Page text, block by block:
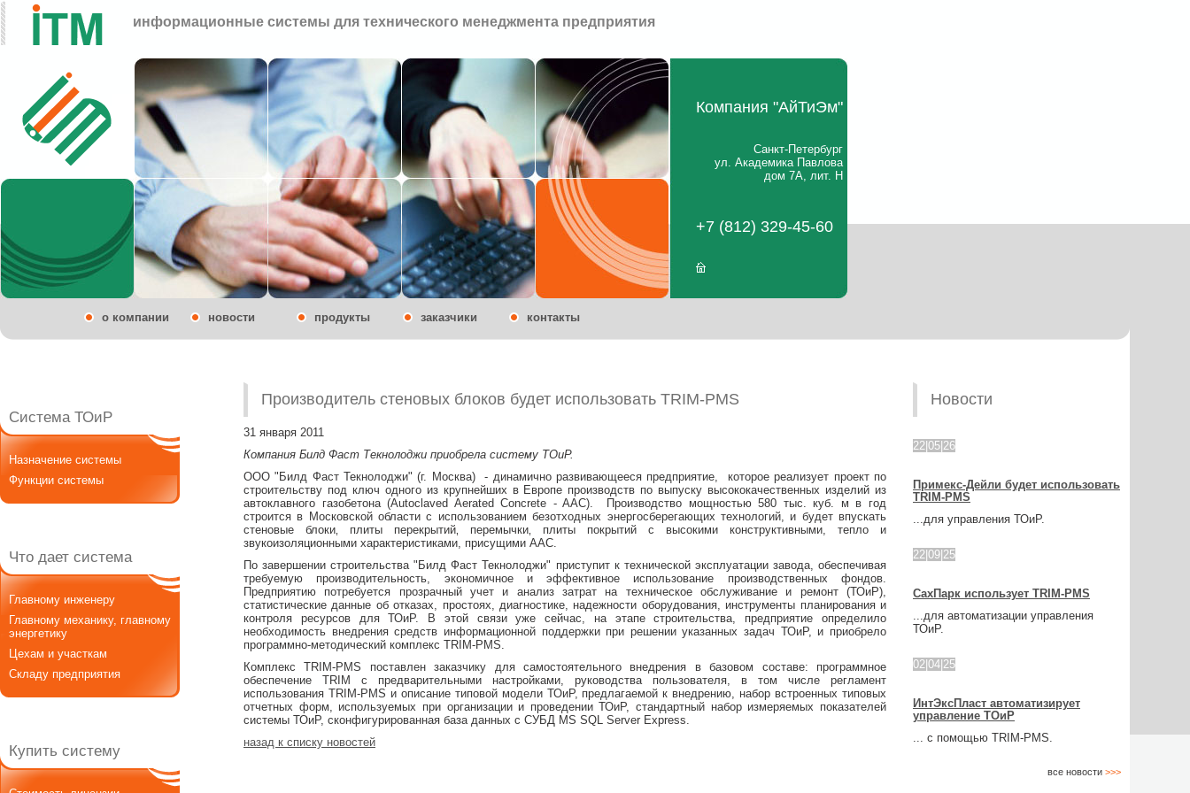
информационные системы для технического менеджмента предприятия
Компания "АйТиЭм"
Санкт-Петербург
ул. Академика Павлова
дом 7А, лит. Н
+7 (812) 329-45-60
о компании новости продукты заказчики контакты
Система ТОиР
Назначение системы
Функции системы
Что дает система
Главному инженеру
Главному механику, главному
энергетику
Цехам и участкам
Складу предприятия
Купить систему
Производитель стеновых блоков будет использовать TRIM-PMS
31 января 2011
Компания Билд Фаст Текнолоджи приобрела систему ТОиР.
ООО "Билд Фаст Текнолоджи" (г. Москва) - динамично развивающееся предприятие, которое реализует проект по
строительству под ключ одного из крупнейших в Европе производств по выпуску высококачественных изделий из
автоклавного газобетона (Autoclaved Aerated Concrete - AAC). Производство мощностью 580 тыс. куб. м в год
строится в Московской области с использованием безотходных энергосберегающих технологий, и будет впускать
стеновые блоки‚ плиты перекрытий‚ перемычки‚ плиты покрытий с высокими конструктивными, тепло и
звукоизоляционными характеристиками, присущими AAC.
По завершении строительства "Билд Фаст Текнолоджи" приступит к технической эксплуатации завода, обеспечивая
требуемую производительность, экономичное и эффективное использование производственных фондов.
Предприятию потребуется прозрачный учет и анализ затрат на техническое обслуживание и ремонт (ТОиР),
статистические данные об отказах, простоях, диагностике, надежности оборудования, инструменты планирования и
контроля ресурсов для ТОиР. В этой связи уже сейчас, на этапе строительства, предприятие определило
необходимость внедрения средств информационной поддержки при решении указанных задач ТОиР, и приобрело
программно-методический комплекс TRIM-PMS.
Комплекс TRIM-PMS поставлен заказчику для самостоятельного внедрения в базовом составе: программное
обеспечение TRIM с предварительными настройками, руководства пользователя, в том числе регламент
использования TRIM-PMS и описание типовой модели ТОиР, предлагаемой к внедрению, набор встроенных типовых
отчетных форм, используемых при организации и проведении ТОиР, стандартный набор измеряемых показателей
системы ТОиР, сконфигурированная база данных с СУБД MS SQL Server Express.
назад к списку новостей
Новости
22|05|26
Примекс-Дейли будет использовать
TRIM-PMS
...для управления ТОиР.
22|09|25
СахПарк использует TRIM-PMS
...для автоматизации управления
ТОиР.
02|04|25
ИнтЭксПласт автоматизирует
управление ТОиР
... с помощью TRIM-PMS.
все новости >>>